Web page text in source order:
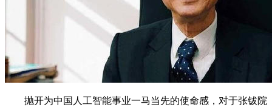
抛开为中国人工智能事业一马当先的使命感，对于张钹院